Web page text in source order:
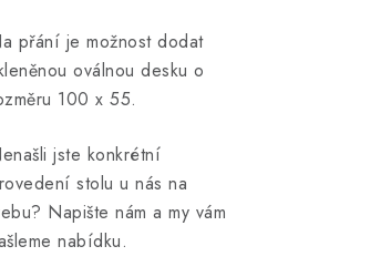
přání je možnost dodat
oválnou desku o
100 x 55.
jste konkrétní
stolu u nás na
Napište nám a my vám
nabídku.